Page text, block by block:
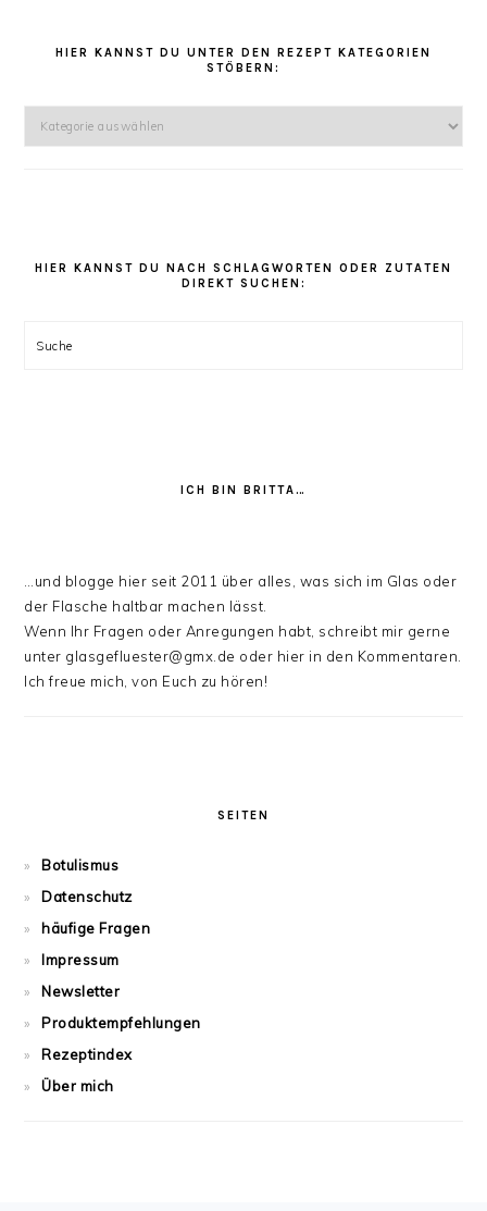
HIER KANNST DU UNTER DEN REZEPT KATEGORIEN
STÖBERN:
Kategorien
HIER KANNST DU NACH SCHLAGWORTEN ODER ZUTATEN
DIREKT SUCHEN:
Suche
ICH BIN BRITTA…
…und blogge hier seit 2011 über alles, was sich im Glas oder
der Flasche haltbar machen lässt.
Wenn Ihr Fragen oder Anregungen habt, schreibt mir gerne
unter glasgefluester@gmx.de oder hier in den Kommentaren.
Ich freue mich, von Euch zu hören!
SEITEN
Botulismus
Datenschutz
häufige Fragen
Impressum
Newsletter
Produktempfehlungen
Rezeptindex
Über mich